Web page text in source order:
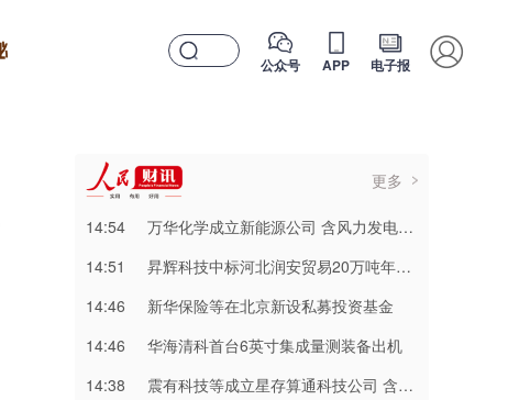
公众号 APP 电子报
更多
14:54
万华化学成立新能源公司 含风力发电业务
14:51
昇辉科技中标河北润安贸易20万吨年锂电池负极材料一体化项目低压设备
14:46
新华保险等在北京新设私募投资基金
14:46
华海清科首台6英寸集成量测装备出机
14:38
震有科技等成立星存算通科技公司 含AI及卫星相关业务